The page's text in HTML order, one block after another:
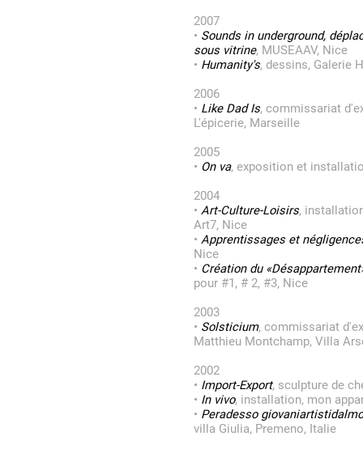
2007
• Sounds in underground,
sous vitrine, MUSEAAV, Nice
• Humanity's, dessins, Galerie
2006
• Like Dad Is, commissariat
L'épicerie, Marseille
2005
• On va, exposition et
2004
• Art-Culture-Loisirs,
Art7, Nice
• Apprentissages et
Nice
• Création du
pour #1, # 2, #3, Nice
2003
• Solsticium, commissariat
Matthieu Montchamp, Villa
2002
• Import-Export, sculpture de
• In vivo, installation, mon
• Peradesso
villa Giulia, Premeno, Italie